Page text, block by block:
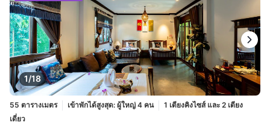
1/18
55 ตารางเมตร เข้าพักได้สูงสุด: ผู้ใหญ่ 4 คน
1 เตียงคิงไซส์ และ 2 เตียง
เดี่ยว